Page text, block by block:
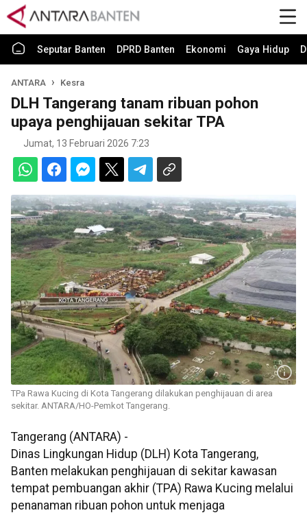
Seputar Banten DPRD Banten Ekonomi Gaya Hidup
ANTARA Kesra
DLH Tangerang tanam ribuan pohon
upaya penghijauan sekitar TPA
Jumat, 13 Februari 2026 7:23
TPa Rawa Kucing di Kota Tangerang dilakukan penghijauan di area
sekitar. ANTARA/HO-Pemkot Tangerang.
Tangerang (ANTARA) -
Dinas Lingkungan Hidup (DLH) Kota Tangerang,
Banten melakukan penghijauan di sekitar kawasan
tempat pembuangan akhir (TPA) Rawa Kucing melalui
penanaman ribuan pohon untuk menjaga